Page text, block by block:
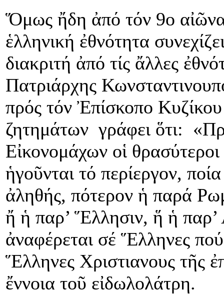
Ὅμως ἤδη ἀπό τόν 9ο αἰῶνα
ἑλληνική ἐθνότητα
διακριτή ἀπό τίς ἄλλες
Πατριάρχης
πρός τόν Ἐπίσκοπο
ζητημάτων γράφει ὅτι:
Εἰκονομάχων οἱ
ἡγοῦνται τό περίεργον,
ἀληθής, πότερον ἡ παρά
ἤ ἡ παρ’ Ἕλλησιν, ἥ ἡ παρ’
ἀναφέρεται σέ Ἕλληνες
Ἕλληνες Χριστιανους τῆς
ἔννοια τοῦ εἰδωλολάτρη.